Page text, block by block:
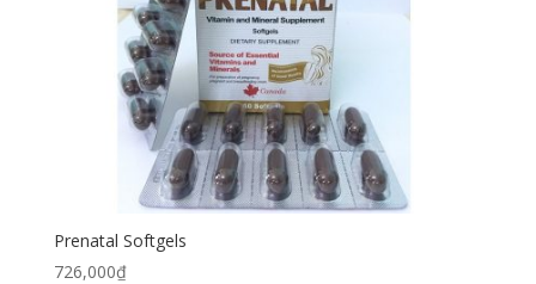
Prenatal Softgels
726,000₫